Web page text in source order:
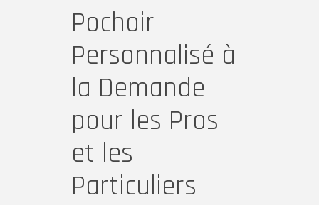
Pochoir
Personnalisé à
la Demande
pour les Pros
et les
Particuliers